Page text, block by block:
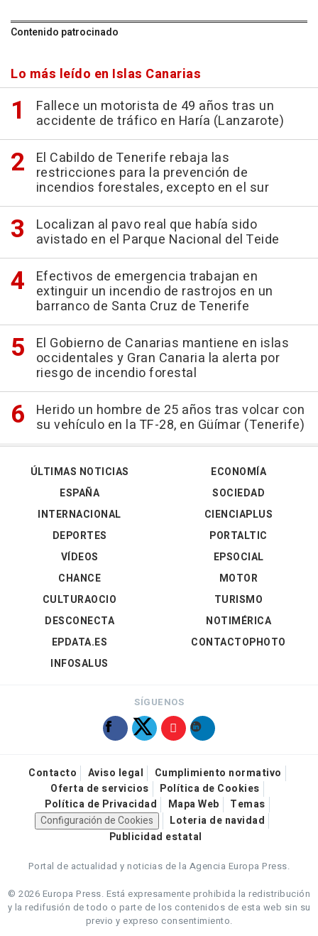
Contenido patrocinado
Lo más leído en Islas Canarias
Fallece un motorista de 49 años tras un
accidente de tráfico en Haría (Lanzarote)
El Cabildo de Tenerife rebaja las
restricciones para la prevención de
incendios forestales, excepto en el sur
Localizan al pavo real que había sido
avistado en el Parque Nacional del Teide
Efectivos de emergencia trabajan en
extinguir un incendio de rastrojos en un
barranco de Santa Cruz de Tenerife
El Gobierno de Canarias mantiene en islas
occidentales y Gran Canaria la alerta por
riesgo de incendio forestal
Herido un hombre de 25 años tras volcar con
su vehículo en la TF-28, en Güímar (Tenerife)
ÚLTIMAS NOTICIAS
ESPAÑA
INTERNACIONAL
DEPORTES
VÍDEOS
ECONOMÍA
SOCIEDAD
CIENCIAPLUS
PORTALTIC
EPSOCIAL
CHANCE
CULTURAOCIO
DESCONECTA
EPDATA.ES
INFOSALUS
MOTOR
TURISMO
NOTIMÉRICA
CONTACTOPHOTO
SÍGUENOS
Contacto Aviso legal
Cumplimiento normativo
Oferta de servicios
Política de Cookies
Política de Privacidad
Mapa Web
Temas
Configuración de Cookies
Loteria de navidad
Publicidad estatal
Portal de actualidad y noticias de la Agencia Europa Press.
© 2026 Europa Press. Está expresamente prohibida la redistribución
y la redifusión de todo o parte de los contenidos de esta web sin su
previo y expreso consentimiento.